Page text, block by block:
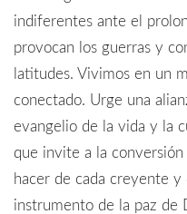
indiferentes ante el
provocan los guerras y
latitudes. Vivimos en un
conectado. Urge una
evangelio de la vida y la
que invite a la
hacer de cada creyente
instrumento de la paz de